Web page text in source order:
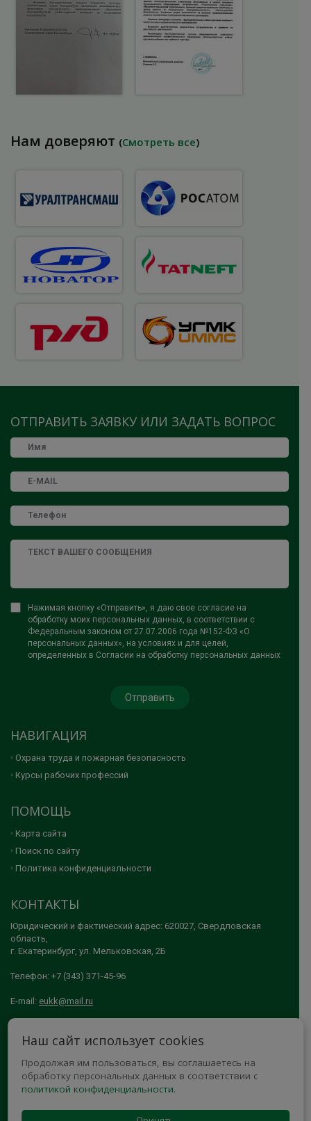
Нам доверяют (Смотреть все)
ОТПРАВИТЬ ЗАЯВКУ ИЛИ ЗАДАТЬ ВОПРОС
Нажимая кнопку «Отправить», я даю свое согласие на
обработку моих персональных данных, в соответствии с
Федеральным законом от 27.07.2006 года №152-ФЗ «О
персональных данных», на условиях и для целей,
определенных в Согласии на обработку персональных данных
НАВИГАЦИЯ
Охрана труда и пожарная безопасность
Курсы рабочих профессий
ПОМОЩЬ
Карта сайта
Поиск по сайту
Политика конфиденциальности
КОНТАКТЫ
Юридический и фактический адрес: 620027, Свердловская
область,
г. Екатеринбург, ул. Мельковская, 2Б
Телефон: +7 (343) 371-45-96
E-mail: eukk@mail.ru
КОМБИНАТ"
МЫ В СОЦСЕТЯХ
Наш сайт использует cookies
Продолжая им пользоваться, вы соглашаетесь на
обработку персональных данных в соответствии с
политикой конфиденциальности.